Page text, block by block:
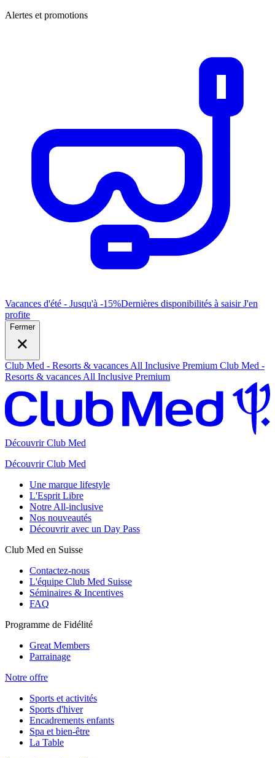
Alertes et promotions
Vacances d'été - Jusqu'à -15%Dernières disponibilités à saisirJ'en
profite
Fermer
Club Med - Resorts & vacances All Inclusive Premium Club Med -
Resorts & vacances All Inclusive Premium
Découvrir Club Med
Découvrir Club Med
Une marque lifestyle
L'Esprit Libre
Notre All-inclusive
Nos nouveautés
Découvrir avec un Day Pass
Club Med en Suisse
Contactez-nous
L'équipe Club Med Suisse
Séminaires & Incentives
FAQ
Programme de Fidélité
Great Members
Parrainage
Notre offre
Sports et activités
Sports d'hiver
Encadrements enfants
Spa et bien-être
La Table